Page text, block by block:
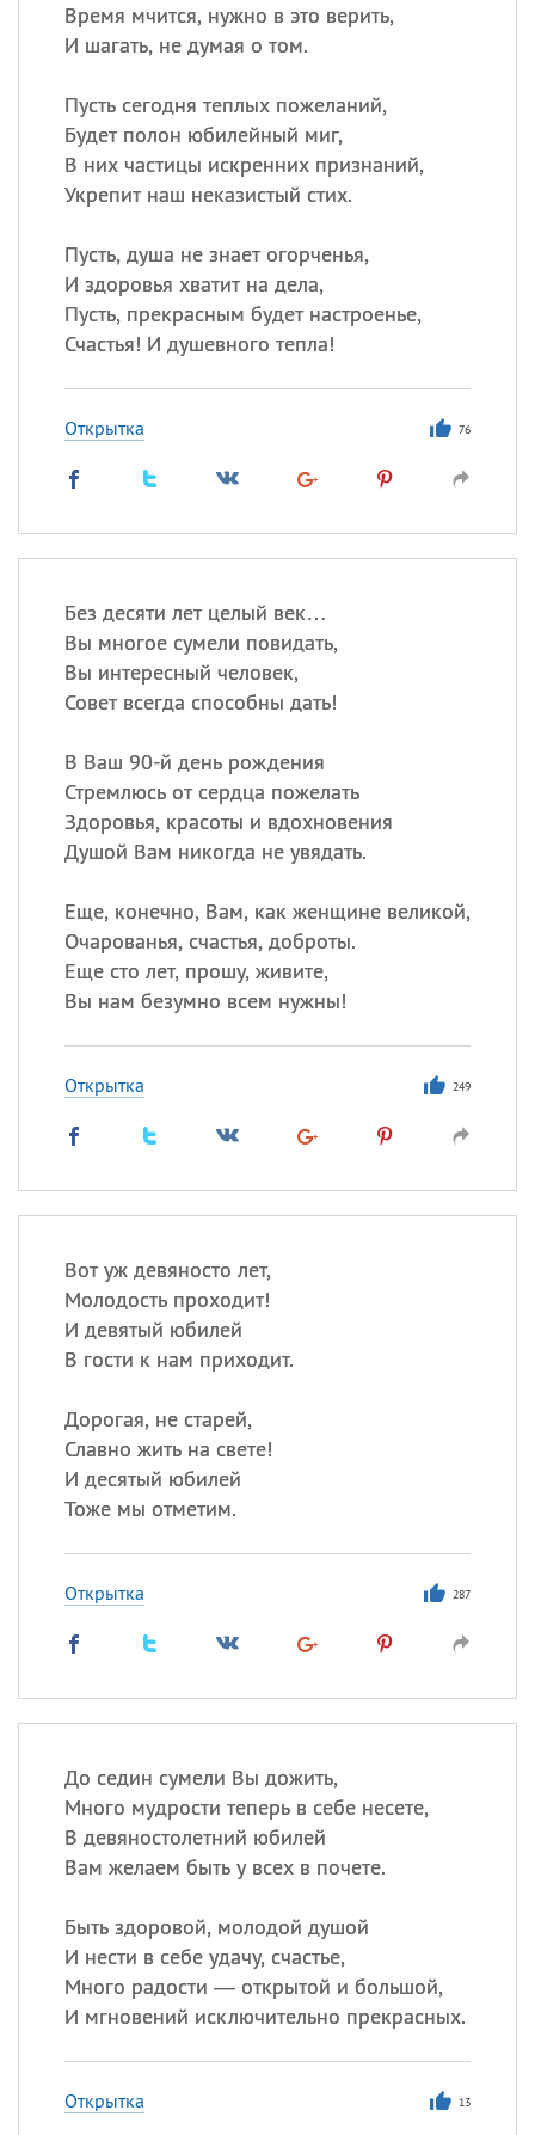
Время мчится, нужно в это верить,
И шагать, не думая о том.
Пусть сегодня теплых пожеланий,
Будет полон юбилейный миг,
В них частицы искренних признаний,
Укрепит наш неказистый стих.
Пусть, душа не знает огорченья,
И здоровья хватит на дела,
Пусть, прекрасным будет настроенье,
Счастья! И душевного тепла!
Открытка 76
Без десяти лет целый век…
Вы многое сумели повидать,
Вы интересный человек,
Совет всегда способны дать!
В Ваш 90-й день рождения
Стремлюсь от сердца пожелать
Здоровья, красоты и вдохновения
Душой Вам никогда не увядать.
Еще, конечно, Вам, как женщине великой,
Очарованья, счастья, доброты.
Еще сто лет, прошу, живите,
Вы нам безумно всем нужны!
Открытка 249
Вот уж девяносто лет,
Молодость проходит!
И девятый юбилей
В гости к нам приходит.
Дорогая, не старей,
Славно жить на свете!
И десятый юбилей
Тоже мы отметим.
Открытка 287
До седин сумели Вы дожить,
Много мудрости теперь в себе несете,
В девяностолетний юбилей
Вам желаем быть у всех в почете.
Быть здоровой, молодой душой
И нести в себе удачу, счастье,
Много радости — открытой и большой,
И мгновений исключительно прекрасных.
Открытка 13